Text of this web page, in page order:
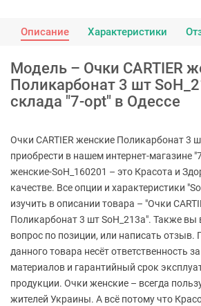
Описание Характеристики
Модель – Очки CARTIER
Поликарбонат 3 шт
склада "7-opt" в Одессе
Очки CARTIER женские Поликарбонат 3
приобрести в нашем интернет-магазине
женские-SoH_160201 – это Красота и
качестве. Все опции и характеристики
изучить в описании товара – "Очки
Поликарбонат 3 шт SoH_213a". Также вы
вопрос по позиции, или написать отзыв.
данного товара несёт ответственность
материалов и гарантийный срок
продукции. Очки женские – всегда
жителей Украины. А всё потому что